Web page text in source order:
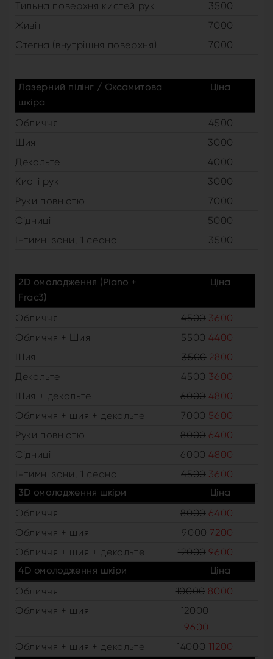
Тильна поверхня кистей рук
3500
Живіт
7000
Стегна (внутрішня поверхня)
7000
Лазерний пілінг / Оксамитова
шкіра
Ціна
Обличчя
4500
Шия
3000
Декольте
4000
Кисті рук
3000
Руки повністю
7000
Сідниці
5000
Інтимні зони, 1 сеанс
3500
2D омолодження (Piano +
Frac3)
Ціна
Обличчя 4500 3600
Обличчя + Шия
5500 4400
Шия
3500 2800
Декольте
4500 3600
Шия + декольте
6000 4800
Обличчя + шия + декольте
7000 5600
Руки повністю
8000 6400
Сідниці
6000 4800
Інтимні зони, 1 сеанс
4500 3600
3D омолодження шкіри Ціна
Обличчя 8000 6400
Обличчя + шия
9000 7200
Обличчя + шия + декольте
12000 9600
4D омолодження шкіри Ціна
Обличчя 10000 8000
Обличчя + шия
12000
9600
Обличчя + шия + декольте
14000 11200